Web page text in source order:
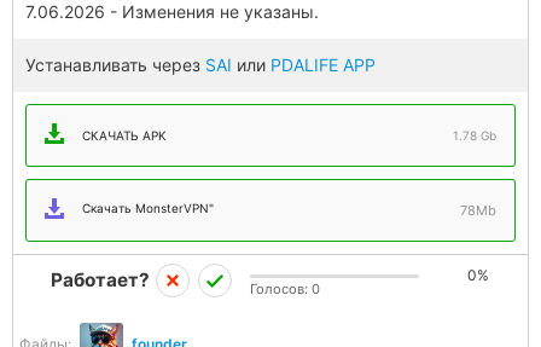
7.06.2026 - Изменения не указаны.
Устанавливать через SAI или PDALIFE APP
СКАЧАТЬ APK 1.78 Gb
Скачать MonsterVPN" 78Mb
Работает? 0%
Голосов: 0